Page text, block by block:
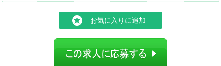
お気に入りに追加